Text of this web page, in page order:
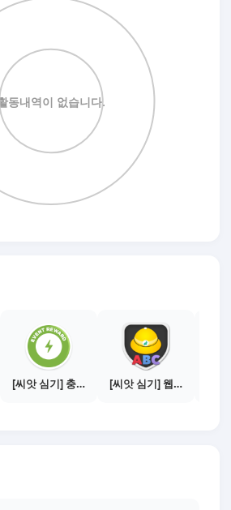
[씨앗 심기] 충전소에서 이벤트 1건 이상 참여하기 [씨앗 심기] 웹툰보기 - 주의사항 편